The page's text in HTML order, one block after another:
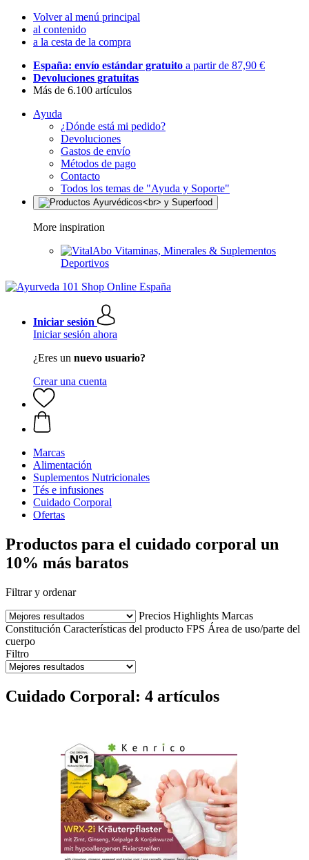
Volver al menú principal
al contenido
a la cesta de la compra
España: envío estándar gratuito a partir de 87,90 €
Devoluciones gratuitas
Más de 6.100 artículos
Ayuda
¿Dónde está mi pedido?
Devoluciones
Gastos de envío
Métodos de pago
Contacto
Todos los temas de "Ayuda y Soporte"
More inspiration
Vitaminas, Minerales & Suplementos
Deportivos
Iniciar sesión
Iniciar sesión ahora
¿Eres un nuevo usuario?
Crear una cuenta
Marcas
Alimentación
Suplementos Nutricionales
Tés e infusiones
Cuidado Corporal
Ofertas
Productos para el cuidado corporal un
10% más baratos
Filtrar y ordenar
Precios Highlights Marcas
Constitución Características del producto FPS Área de uso/parte del
cuerpo
Filtro
Cuidado Corporal: 4 artículos